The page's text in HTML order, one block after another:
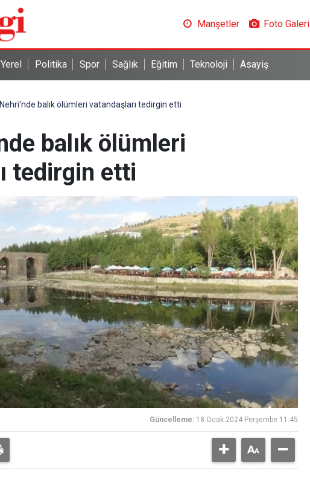
Manşetler Foto Galeri
Yerel Politika Spor Sağlık Eğitim Teknoloji Asayiş
balık ölümleri vatandaşları tedirgin etti
balık ölümleri
tedirgin etti
Güncelleme: 18 Ocak 2024 Perşembe 11:45